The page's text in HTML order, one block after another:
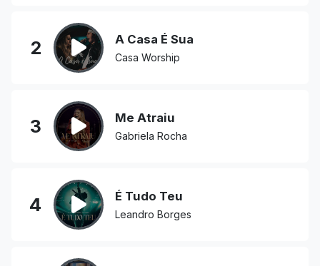
2 A Casa É Sua
Casa Worship
3 Me Atraiu
Gabriela Rocha
4 É Tudo Teu
Leandro Borges